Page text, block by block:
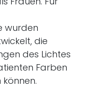
wurden
die
des Lichtes
Farben